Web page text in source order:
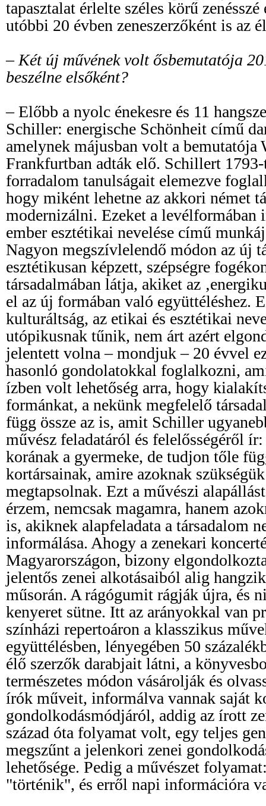
tapasztalat érlelte széles körű
utóbbi 20 évben zeneszerzőként is az
– Két új művének volt ősbemutatója
beszélne elsőként?
– Előbb a nyolc énekesre és 11
Schiller: energische Schönheit című
amelynek májusban volt a bemutatója
Frankfurtban adták elő. Schillert
forradalom tanulságait elemezve
hogy miként lehetne az akkori német
modernizálni. Ezeket a levélformában
ember esztétikai nevelése című
Nagyon megszívlelendő módon az új
esztétikusan képzett, szépségre
társadalmában látja, akiket az
el az új formában való együttéléshez.
kulturáltság, az etikai és esztétikai
utópikusnak tűnik, nem árt azért
jelentett volna – mondjuk – 20 évvel
hasonló gondolatokkal foglalkozni,
ízben volt lehetőség arra, hogy
formánkat, a nekünk megfelelő
függ össze az is, amit Schiller
művész feladatáról és felelősségéről
korának a gyermeke, de tudjon tőle
kortársainak, amire azoknak
megtapsolnak. Ezt a művészi
érzem, nemcsak magamra, hanem
is, akiknek alapfeladata a társadalom
informálása. Ahogy a zenekari
Magyarországon, bizony
jelentős zenei alkotásaiból alig
műsorán. A rágógumit rágják újra, és
kenyeret sütne. Itt az arányokkal van
színházi repertoáron a klasszikus
együttélésben, lényegében 50
élő szerzők darabjait látni, a
természetes módon vásárolják és
írók műveit, informálva vannak saját
gondolkodásmódjáról, addig az írott
század óta folyamat volt, egy teljes
megszűnt a jelenkori zenei
lehetősége. Pedig a művészet
"történik", és erről napi információra